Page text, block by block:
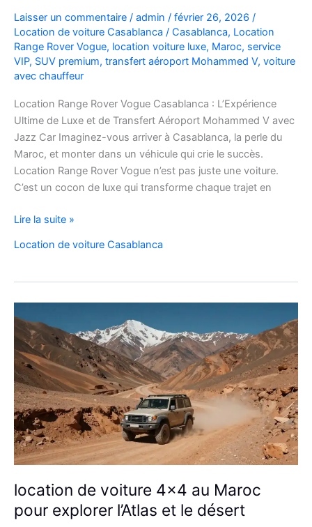
Laisser un commentaire / admin / février 26, 2026 /
Location de voiture Casablanca / Casablanca, Location
Range Rover Vogue, location voiture luxe, Maroc, service
VIP, SUV premium, transfert aéroport Mohammed V, voiture
avec chauffeur
Location Range Rover Vogue Casablanca : L’Expérience
Ultime de Luxe et de Transfert Aéroport Mohammed V avec
Jazz Car Imaginez-vous arriver à Casablanca, la perle du
Maroc, et monter dans un véhicule qui crie le succès.
Location Range Rover Vogue n’est pas juste une voiture.
C’est un cocon de luxe qui transforme chaque trajet en
Location
Rover
Casablanca
Lire la suite »
Location de voiture Casablanca
location de voiture 4×4 au Maroc
pour explorer l’Atlas et le désert